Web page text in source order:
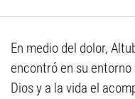
En medio del dolor,
encontró en su
Dios y a la vida el